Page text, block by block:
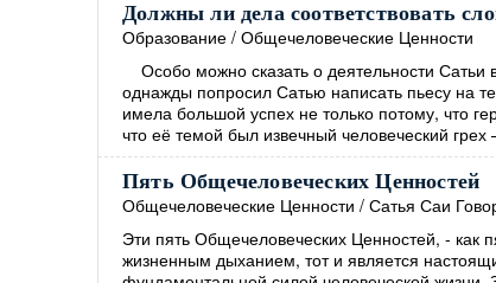
Должны ли дела соответствовать
Образование / Общечеловеческие Ценности
Особо можно сказать о деятельности
однажды попросил Сатью написать пьесу на
имела большой успех не только потому, что
что её темой был извечный человеческий
Пять Общечеловеческих Ценностей
Общечеловеческие Ценности / Сатья Саи
Эти пять Общечеловеческих Ценностей, - как
жизненным дыханием, тот и является